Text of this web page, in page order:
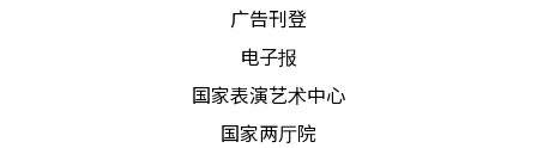
向上扬升的精神。去年，陶馥兰重新召集舞者，新
舞团命名为「如舞人」，希望有别于一般舞团的职
业命题，陶馥兰说，「如」是一个虚字，是很大的
广告刊登
电子报
国家表演艺术中心
国家两厅院